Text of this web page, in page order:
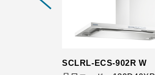
SCLRL-ECS-902R W